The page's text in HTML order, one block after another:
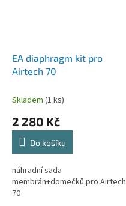
EA diaphragm kit pro
Airtech 70
Skladem (1 ks)
2 280 Kč
Do košíku
náhradní sada
membrán+domečků pro Airtech
70